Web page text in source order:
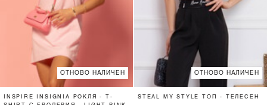
ОТНОВО НАЛИЧЕН
INSPIRE INSIGNIA РОКЛЯ - T-
ОТНОВО НАЛИЧЕН
STEAL MY STYLE ТОП - ТЕЛЕСЕН